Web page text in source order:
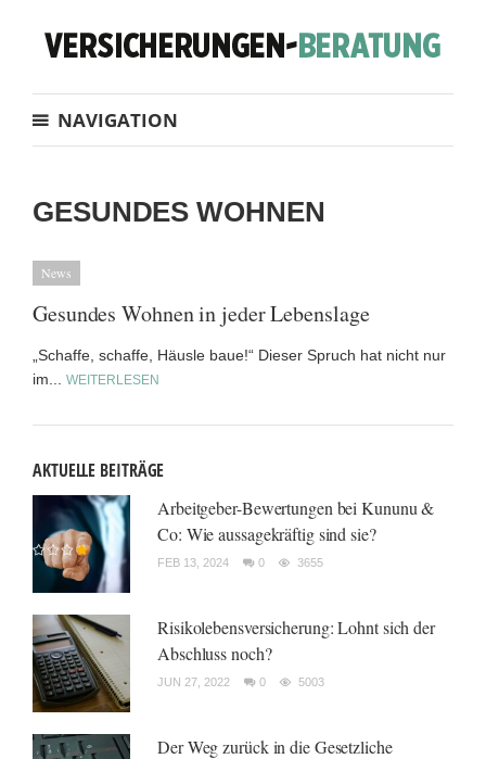
NAVIGATION
GESUNDES WOHNEN
News
Gesundes Wohnen in jeder Lebenslage
„Schaffe, schaffe, Häusle baue!“ Dieser Spruch hat nicht nur
im... WEITERLESEN
AKTUELLE BEITRÄGE
Arbeitgeber-Bewertungen bei Kununu &
Co: Wie aussagekräftig sind sie?
FEB 13, 2024 0 3655
Risikolebensversicherung: Lohnt sich der
Abschluss noch?
JUN 27, 2022 0 5003
Der Weg zurück in die Gesetzliche